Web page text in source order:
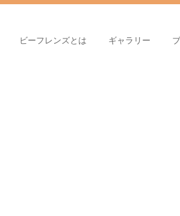
ビーフレンズとは ギャラリー